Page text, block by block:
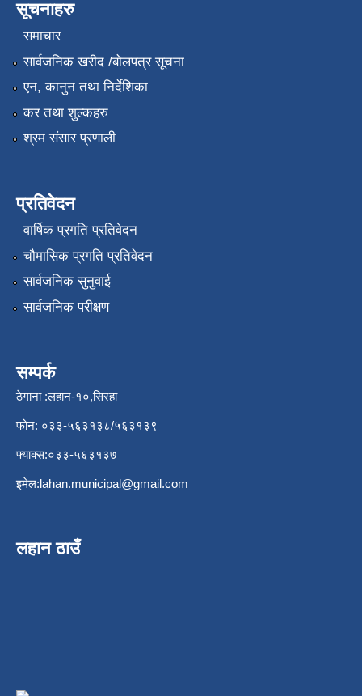
सूचनाहरु
समाचार
सार्वजनिक खरीद /बोलपत्र सूचना
एन, कानुन तथा निर्देशिका
कर तथा शुल्कहरु
श्रम संसार प्रणाली
प्रतिवेदन
वार्षिक प्रगति प्रतिवेदन
चौमासिक प्रगति प्रतिवेदन
सार्वजनिक सुनुवाई
सार्वजनिक परीक्षण
सम्पर्क
ठेगाना :लहान-१०,सिरहा
फोन: ०३३-५६३१३८/५६३१३९
फ्याक्स:०३३-५६३१३७
इमेल:lahan.municipal@gmail.com
लहान ठाउँ